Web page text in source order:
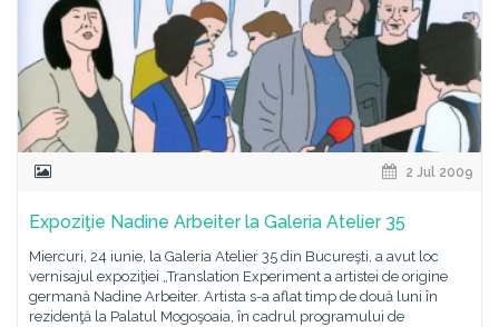
2 Jul 2009
Expoziţie Nadine Arbeiter la Galeria Atelier 35
Miercuri, 24 iunie, la Galeria Atelier 35 din Bucureşti, a avut loc
vernisajul expoziţiei „Translation Experiment a artistei de origine
germană Nadine Arbeiter. Artista s-a aflat timp de două luni în
rezidenţă la Palatul Mogoşoaia, în cadrul programului de